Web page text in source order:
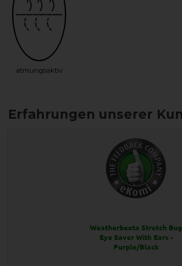
atmungsaktiv
Weatherbeeta Stretch Bug
Eye Saver With Ears -
Purple/Black